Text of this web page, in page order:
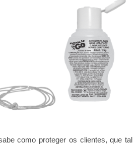
como proteger os clientes, que tal